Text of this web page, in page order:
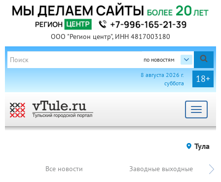
ООО "Регион центр", ИНН 4817003180
по новостям
18+
8 августа 2026 г.
суббота
Toggle
Тула
Все новости Заводные выходные